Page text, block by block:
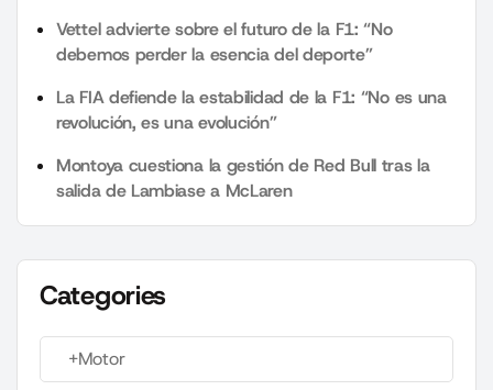
Vettel advierte sobre el futuro de la F1: “No
debemos perder la esencia del deporte”
La FIA defiende la estabilidad de la F1: “No es una
revolución, es una evolución”
Montoya cuestiona la gestión de Red Bull tras la
salida de Lambiase a McLaren
Categories
+Motor